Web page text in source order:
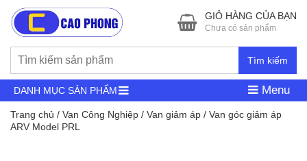
Tìm kiếm
GIỎ HÀNG CỦA BẠN
Chưa có sản phẩm
DANH MỤC SẢN PHẨM Menu
Trang chủ / Van Công Nghiệp / Van giảm áp / Van góc giảm áp
ARV Model PRL